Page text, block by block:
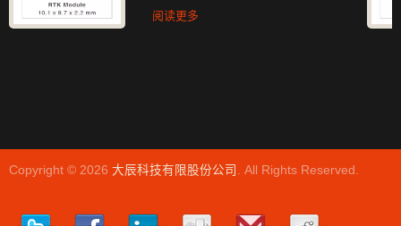
阅读更多
Copyright © 2026 大辰科技有限股份公司 . All Rights Reserved.